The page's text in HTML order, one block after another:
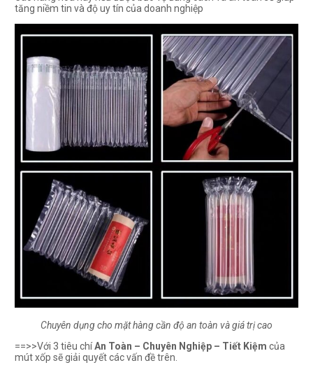
tăng niềm tin và độ uy tín của doanh nghiệp
Chuyên dụng cho mặt hàng cần độ an toàn và giá trị cao
==>>Với 3 tiêu chíAn Toàn – Chuyên Nghiệp – Tiết Kiệmcủa
mút xốp sẽ giải quyết các vấn đề trên.